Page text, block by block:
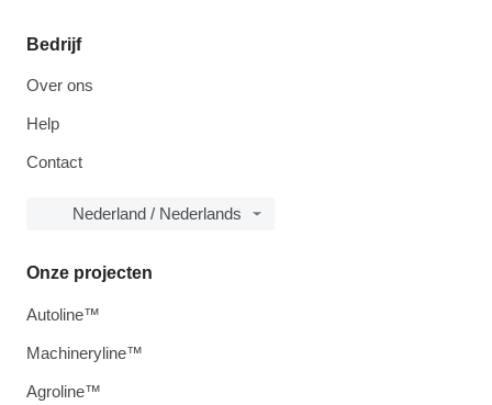
Bedrijf
Over ons
Help
Contact
Nederland / Nederlands
Onze projecten
Autoline™
Machineryline™
Agroline™